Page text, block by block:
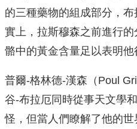
的三種藥物的組成部分，
實上，拉斯穆森之前進行
骼中的黃金含量足以表明他
普爾-格林德-漢森（Poul
谷-布拉厄同時從事天文學
怪，但當人們瞭解了他的